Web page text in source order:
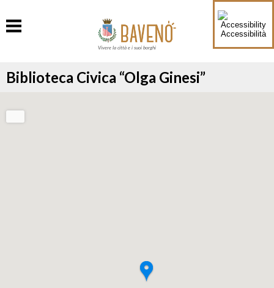
Accessibilità
Vivere la città e i suoi borghi
Biblioteca Civica “Olga Ginesi”